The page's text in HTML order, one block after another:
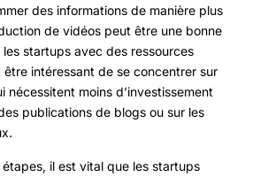
des informations de manière plus
de vidéos peut être une bonne
startups avec des ressources
être intéressant de se concentrer sur
nécessitent moins d’investissement
publications de blogs ou sur les
étapes, il est vital que les startups